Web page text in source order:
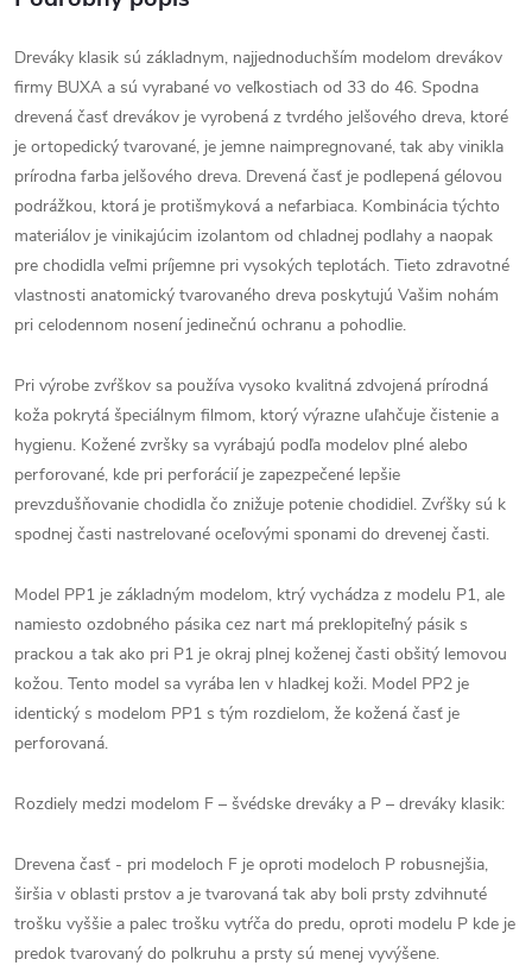
Dreváky klasik sú základnym, najjednoduchším modelom drevákov
firmy BUXA a sú vyrabané vo veľkostiach od 33 do 46. Spodna
drevená časť drevákov je vyrobená z tvrdého jelšového dreva, ktoré
je ortopedický tvarované, je jemne naimpregnované, tak aby vinikla
prírodna farba jelšového dreva. Drevená časť je podlepená gélovou
podrážkou, ktorá je protišmyková a nefarbiaca. Kombinácia týchto
materiálov je vinikajúcim izolantom od chladnej podlahy a naopak
pre chodidla veľmi príjemne pri vysokých teplotách. Tieto zdravotné
vlastnosti anatomický tvarovaného dreva poskytujú Vašim nohám
pri celodennom nosení jedinečnú ochranu a pohodlie.
Pri výrobe zvŕškov sa používa vysoko kvalitná zdvojená prírodná
koža pokrytá špeciálnym filmom, ktorý výrazne uľahčuje čistenie a
hygienu. Kožené zvršky sa vyrábajú podľa modelov plné alebo
perforované, kde pri perforácií je zapezpečené lepšie
prevzdušňovanie chodidla čo znižuje potenie chodidiel. Zvŕšky sú k
spodnej časti nastrelované oceľovými sponami do drevenej časti.
Model PP1 je základným modelom, ktrý vychádza z modelu P1, ale
namiesto ozdobného pásika cez nart má preklopiteľný pásik s
prackou a tak ako pri P1 je okraj plnej koženej časti obšitý lemovou
kožou. Tento model sa vyrába len v hladkej koži. Model PP2 je
identický s modelom PP1 s tým rozdielom, že kožená časť je
perforovaná.
Rozdiely medzi modelom F – švédske dreváky a P – dreváky klasik:
Drevena časť - pri modeloch F je oproti modeloch P robusnejšia,
širšia v oblasti prstov a je tvarovaná tak aby boli prsty zdvihnuté
trošku vyššie a palec trošku vytŕča do predu, oproti modelu P kde je
predok tvarovaný do polkruhu a prsty sú menej vyvýšene.